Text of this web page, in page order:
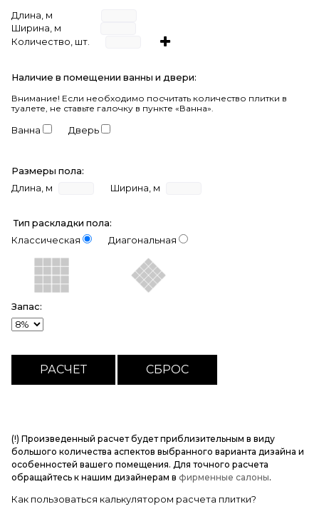
Длина, м
Ширина, м
Количество, шт.
Наличие в помещении ванны и двери:
Внимание! Если необходимо посчитать количество плитки в
туалете, не ставьте галочку в пункте «Ванна».
Ванна Дверь
Размеры пола:
Длина, м
Ширина, м
Тип раскладки пола:
Классическая
Диагональная
Запас:
(!) Произведенный расчет будет приблизительным в виду
большого количества аспектов выбранного варианта дизайна и
особенностей вашего помещения. Для точного расчета
обращайтесь к нашим дизайнерам в фирменные салоны.
Как пользоваться калькулятором расчета плитки?